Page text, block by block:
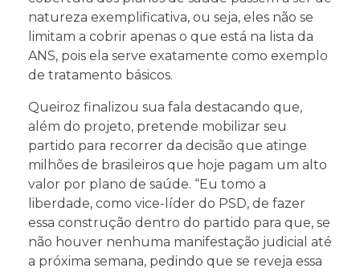
natureza exemplificativa, ou seja, eles não se
limitam a cobrir apenas o que está na lista da
ANS, pois ela serve exatamente como exemplo
de tratamento básicos.
Queiroz finalizou sua fala destacando que,
além do projeto, pretende mobilizar seu
partido para recorrer da decisão que atinge
milhões de brasileiros que hoje pagam um alto
valor por plano de saúde. “Eu tomo a
liberdade, como vice-líder do PSD, de fazer
essa construção dentro do partido para que, se
não houver nenhuma manifestação judicial até
a próxima semana, pedindo que se reveja essa